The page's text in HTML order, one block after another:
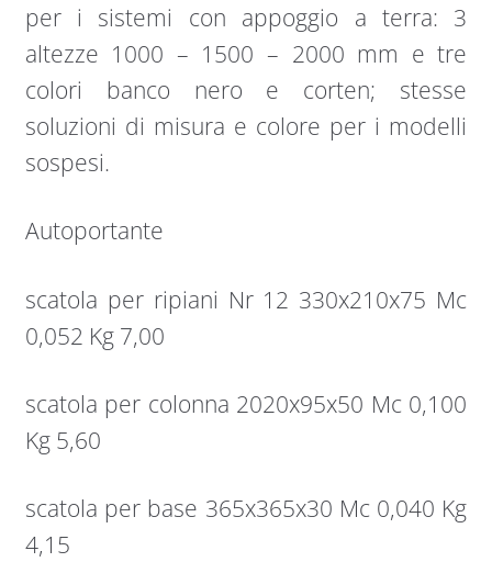
per i sistemi con appoggio a terra: 3
altezze 1000 – 1500 – 2000 mm e tre
colori banco nero e corten; stesse
soluzioni di misura e colore per i modelli
sospesi.
Autoportante
scatola per ripiani Nr 12 330x210x75 Mc
0,052 Kg 7,00
scatola per colonna 2020x95x50 Mc 0,100
Kg 5,60
scatola per base 365x365x30 Mc 0,040 Kg
4,15